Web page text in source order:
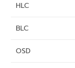
HLC
BLC
OSD